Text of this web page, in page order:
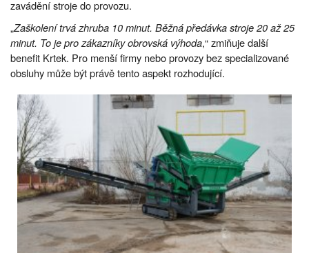
zavádění stroje do provozu.
„Zaškolení trvá zhruba 10 minut. Běžná předávka stroje 20 až 25
minut. To je pro zákazníky obrovská výhoda,“ zmiňuje další
benefit Krtek. Pro menší firmy nebo provozy bez specializované
obsluhy může být právě tento aspekt rozhodující.